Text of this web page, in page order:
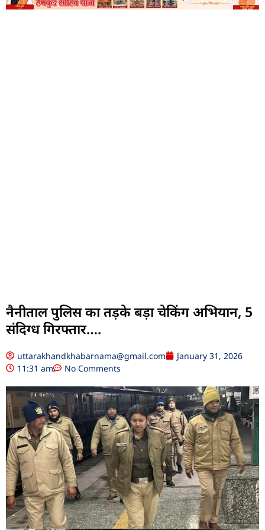
नैनीताल पुलिस का तड़के बड़ा चेकिंग अभियान, 5
संदिग्ध गिरफ्तार….
uttarakhandkhabarnama@gmail.com
January 31, 2026
11:31 am
No Comments